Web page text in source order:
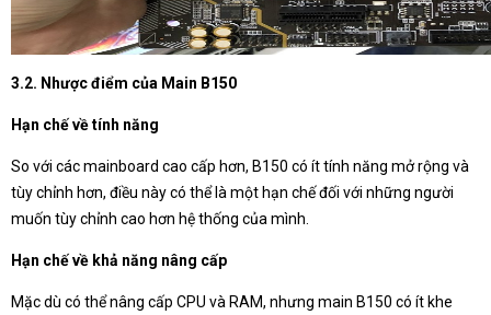
3.2. Nhược điểm của Main B150
Hạn chế về tính năng
So với các mainboard cao cấp hơn, B150 có ít tính năng mở rộng và
tùy chỉnh hơn, điều này có thể là một hạn chế đối với những người
muốn tùy chỉnh cao hơn hệ thống của mình.
Hạn chế về khả năng nâng cấp
Mặc dù có thể nâng cấp CPU và RAM, nhưng main B150 có ít khe